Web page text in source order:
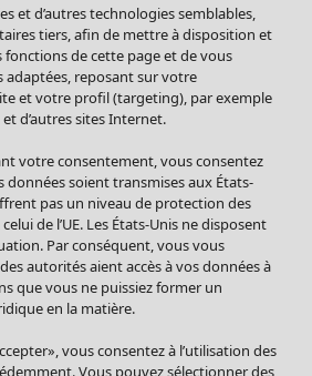
et d’autres technologies semblables,
tiers, afin de mettre à disposition et
fonctions de cette page et de vous
adaptées, reposant sur votre
et votre profil (targeting), par exemple
d’autres sites Internet.
votre consentement, vous consentez
données soient transmises aux États-
pas un niveau de protection des
de l’UE. Les États-Unis ne disposent
Par conséquent, vous vous
autorités aient accès à vos données à
que vous ne puissiez former un
en la matière.
vous consentez à l’utilisation des
Vous pouvez sélectionner des